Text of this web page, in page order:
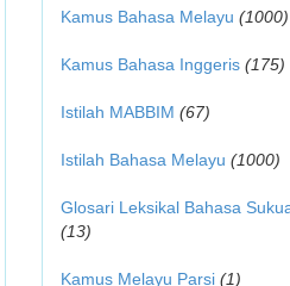
Kamus Bahasa Melayu (1000)
Kamus Bahasa Inggeris (175)
Istilah MABBIM (67)
Istilah Bahasa Melayu (1000)
Glosari Leksikal Bahasa
(13)
Kamus Melayu Parsi (1)